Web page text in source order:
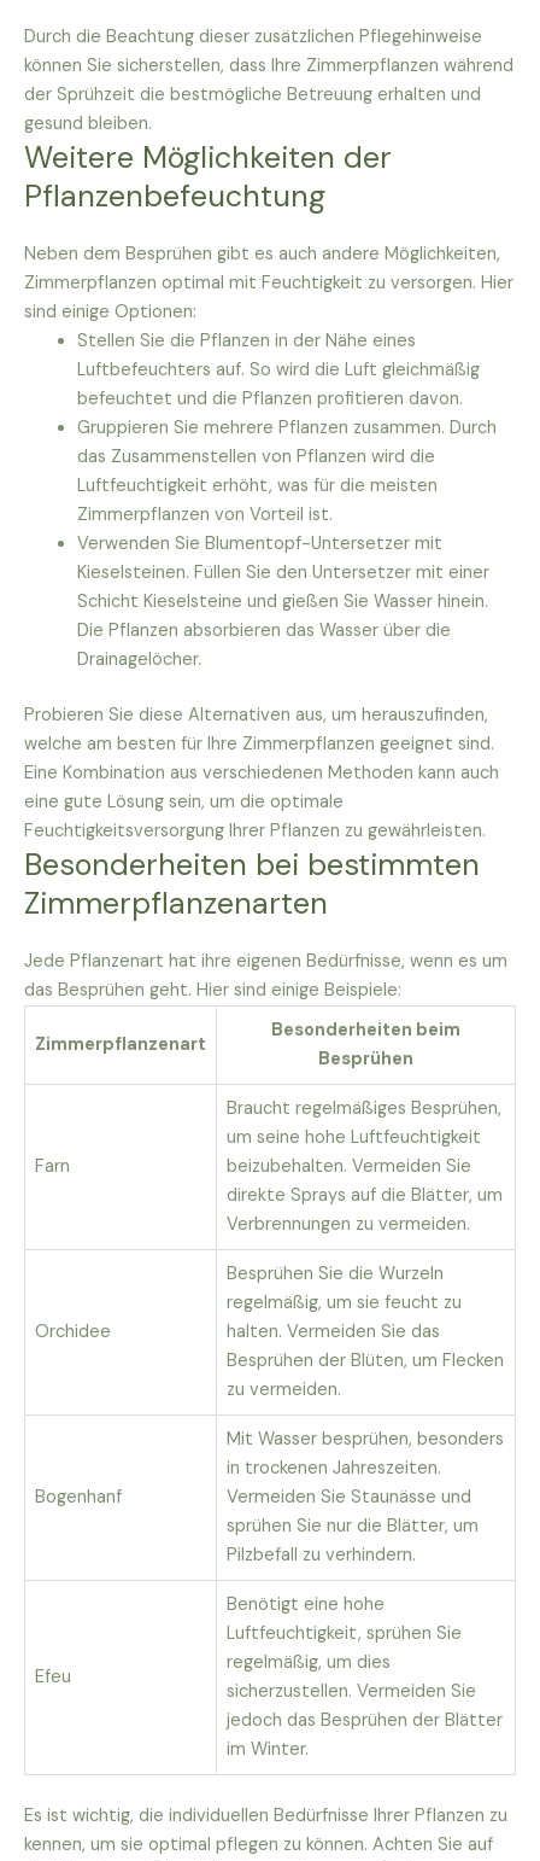
Durch die Beachtung dieser zusätzlichen Pflegehinweise
können Sie sicherstellen, dass Ihre Zimmerpflanzen während
der Sprühzeit die bestmögliche Betreuung erhalten und
gesund bleiben.
Weitere Möglichkeiten der
Pflanzenbefeuchtung
Neben dem Besprühen gibt es auch andere Möglichkeiten,
Zimmerpflanzen optimal mit Feuchtigkeit zu versorgen. Hier
sind einige Optionen:
Stellen Sie die Pflanzen in der Nähe eines
Luftbefeuchters auf. So wird die Luft gleichmäßig
befeuchtet und die Pflanzen profitieren davon.
Gruppieren Sie mehrere Pflanzen zusammen. Durch
das Zusammenstellen von Pflanzen wird die
Luftfeuchtigkeit erhöht, was für die meisten
Zimmerpflanzen von Vorteil ist.
Verwenden Sie Blumentopf-Untersetzer mit
Kieselsteinen. Füllen Sie den Untersetzer mit einer
Schicht Kieselsteine und gießen Sie Wasser hinein.
Die Pflanzen absorbieren das Wasser über die
Drainagelöcher.
Probieren Sie diese Alternativen aus, um herauszufinden,
welche am besten für Ihre Zimmerpflanzen geeignet sind.
Eine Kombination aus verschiedenen Methoden kann auch
eine gute Lösung sein, um die optimale
Feuchtigkeitsversorgung Ihrer Pflanzen zu gewährleisten.
Besonderheiten bei bestimmten
Zimmerpflanzenarten
Jede Pflanzenart hat ihre eigenen Bedürfnisse, wenn es um
das Besprühen geht. Hier sind einige Beispiele:
Zimmerpflanzenart
Besonderheiten beim
Besprühen
Farn
Braucht regelmäßiges Besprühen,
um seine hohe Luftfeuchtigkeit
beizubehalten. Vermeiden Sie
direkte Sprays auf die Blätter, um
Verbrennungen zu vermeiden.
Orchidee
Besprühen Sie die Wurzeln
regelmäßig, um sie feucht zu
halten. Vermeiden Sie das
Besprühen der Blüten, um Flecken
zu vermeiden.
Bogenhanf
Mit Wasser besprühen, besonders
in trockenen Jahreszeiten.
Vermeiden Sie Staunässe und
sprühen Sie nur die Blätter, um
Pilzbefall zu verhindern.
Efeu
Benötigt eine hohe
Luftfeuchtigkeit, sprühen Sie
regelmäßig, um dies
sicherzustellen. Vermeiden Sie
jedoch das Besprühen der Blätter
im Winter.
Es ist wichtig, die individuellen Bedürfnisse Ihrer Pflanzen zu
kennen, um sie optimal pflegen zu können. Achten Sie auf